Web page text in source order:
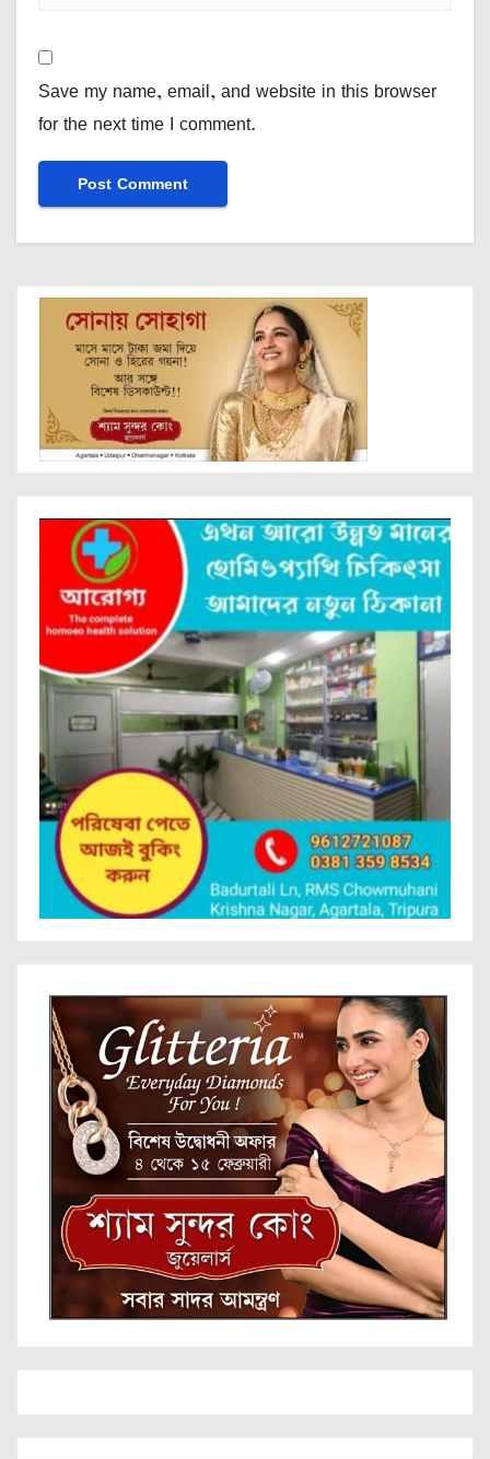
Save my name, email, and website in this browser
for the next time I comment.